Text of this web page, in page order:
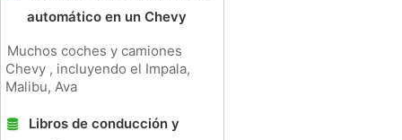
automático en un Chevy
Muchos coches y camiones
Chevy , incluyendo el Impala,
Malibu, Ava
Libros de conducción y